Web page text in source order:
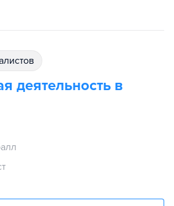
деятельность в